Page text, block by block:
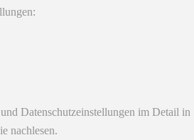
Datenschutzeinstellungen im Detail in
nachlesen.